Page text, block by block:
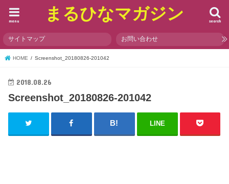
まるひなマガジン search
menu
サイトマップ お問い合わせ
HOME Screenshot_20180826-201042
2018.08.26
Screenshot_20180826-201042
LINE